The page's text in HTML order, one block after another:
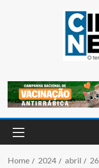
Home 2024 abril
26